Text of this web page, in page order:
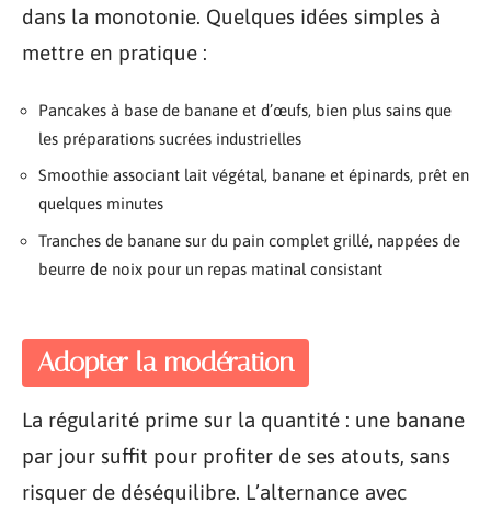
dans la monotonie. Quelques idées simples à
mettre en pratique :
Pancakes à base de banane et d’œufs, bien plus sains que
les préparations sucrées industrielles
Smoothie associant lait végétal, banane et épinards, prêt en
quelques minutes
Tranches de banane sur du pain complet grillé, nappées de
beurre de noix pour un repas matinal consistant
Adopter la modération
La régularité prime sur la quantité : une banane
par jour suffit pour profiter de ses atouts, sans
risquer de déséquilibre. L’alternance avec